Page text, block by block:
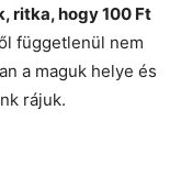
ritka, hogy 100 Ft
függetlenül nem
a maguk helye és
rájuk.